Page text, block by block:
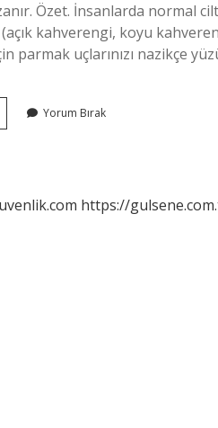
Özet. İnsanlarda normal
kahverengi, koyu
parmak uçlarınızı nazikçe
Yorum Bırak
https://